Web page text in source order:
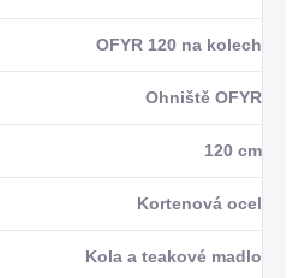
OFYR 120 na kolech
Ohniště OFYR
120 cm
Kortenová ocel
Kola a teakové madlo